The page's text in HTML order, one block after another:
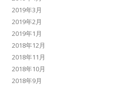
2019年3月
2019年2月
2019年1月
2018年12月
2018年11月
2018年10月
2018年9月